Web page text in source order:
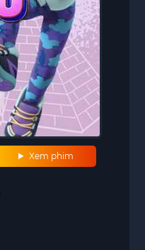
Xem phim